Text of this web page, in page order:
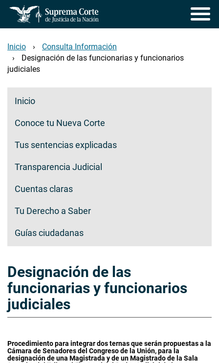
Pasar
contenido
principal
Inicio
Consulta Información
Designación de las funcionarias y funcionarios
judiciales
Inicio
Conoce tu Nueva Corte
Tus sentencias explicadas
Transparencia Judicial
Cuentas claras
Tu Derecho a Saber
Guías ciudadanas
Designación de las
funcionarias y funcionarios
judiciales
Procedimiento para integrar dos ternas que serán propuestas a la
Cámara de Senadores del Congreso de la Unión, para la
designación de una Magistrada y de un Magistrado de la Sala